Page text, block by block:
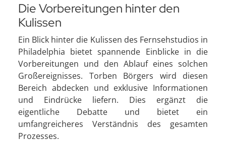
Die Vorbereitungen hinter den
Kulissen
Ein Blick hinter die Kulissen des Fernsehstudios in
Philadelphia bietet spannende Einblicke in die
Vorbereitungen und den Ablauf eines solchen
Großereignisses. Torben Börgers wird diesen
Bereich abdecken und exklusive Informationen
und Eindrücke liefern. Dies ergänzt die
eigentliche Debatte und bietet ein
umfangreicheres Verständnis des gesamten
Prozesses.